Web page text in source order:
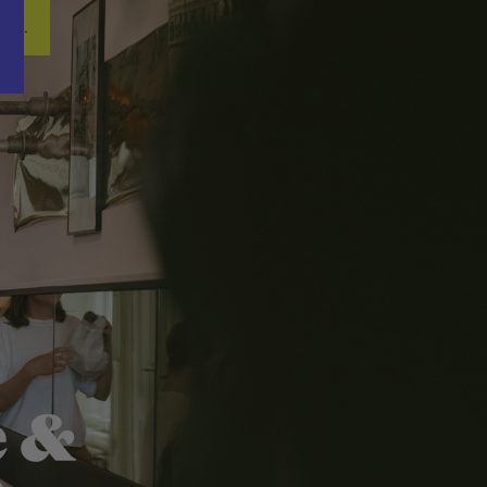
Word nu gratis en geheel vrijblijvend lid van ons Vacature Via
&